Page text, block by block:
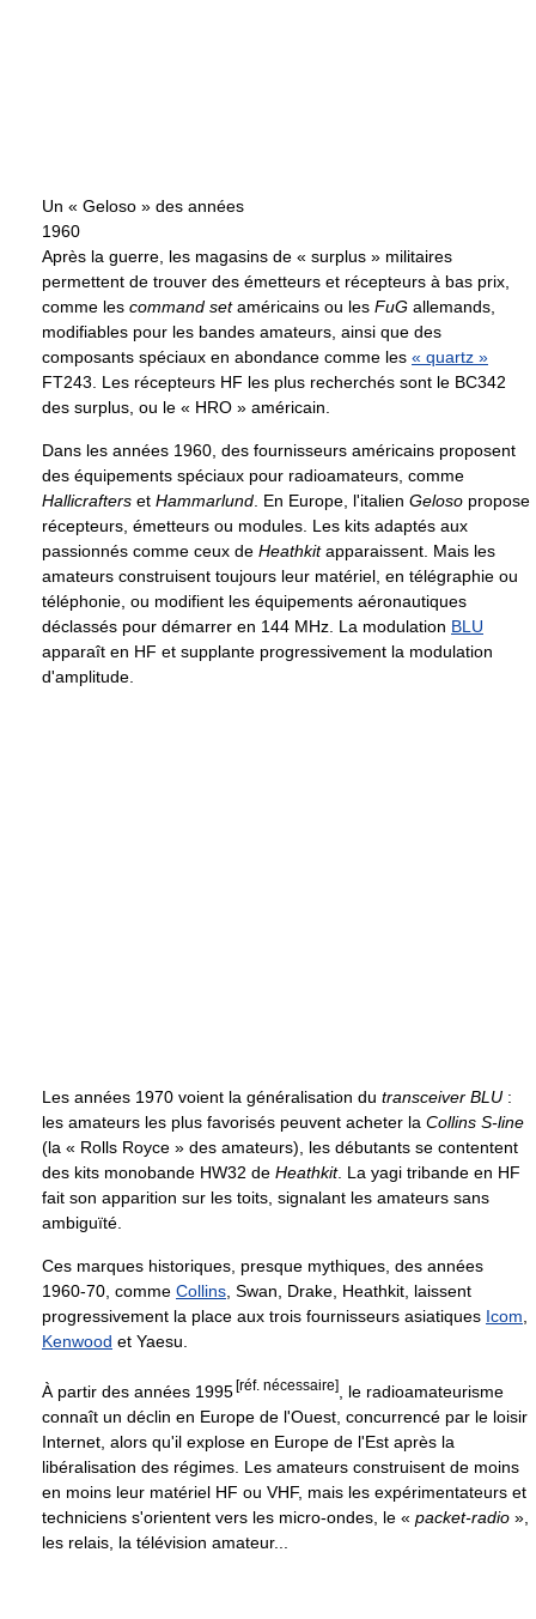
Un « Geloso » des années
1960
Après la guerre, les magasins de « surplus » militaires
permettent de trouver des émetteurs et récepteurs à bas prix,
comme les command setaméricains ou les FuG allemands,
modifiables pour les bandes amateurs, ainsi que des
composants spéciaux en abondance comme les « quartz »
FT243. Les récepteurs HF les plus recherchés sont le BC342
des surplus, ou le « HRO » américain.
Dans les années 1960, des fournisseurs américains proposent
des équipements spéciaux pour radioamateurs, comme
Hallicrafters et Hammarlund. En Europe, l'italien Geloso propose
récepteurs, émetteurs ou modules. Les kits adaptés aux
passionnés comme ceux de Heathkitapparaissent. Mais les
amateurs construisent toujours leur matériel, en télégraphie ou
téléphonie, ou modifient les équipements aéronautiques
déclassés pour démarrer en 144 MHz. La modulation BLU
apparaît en HF et supplante progressivement la modulation
d'amplitude.
Les années 1970 voient la généralisation du transceiver BLU :
les amateurs les plus favorisés peuvent acheter la Collins S-line
(la « Rolls Royce » des amateurs), les débutants se contentent
des kits monobande HW32 de Heathkit. La yagi tribande en HF
fait son apparition sur les toits, signalant les amateurs sans
ambiguïté.
Ces marques historiques, presque mythiques, des années
1960-70, comme Collins, Swan, Drake, Heathkit, laissent
progressivement la place aux trois fournisseurs asiatiques Icom,
Kenwood et Yaesu.
À partir des années 1995 [réf. nécessaire]
, le radioamateurisme
connaît un déclin en Europe de l'Ouest, concurrencé par le loisir
Internet, alors qu'il explose en Europe de l'Est après la
libéralisation des régimes. Les amateurs construisent de moins
en moins leur matériel HF ou VHF, mais les expérimentateurs et
techniciens s'orientent vers les micro-ondes, le « packet-radio »,
les relais, la télévision amateur...